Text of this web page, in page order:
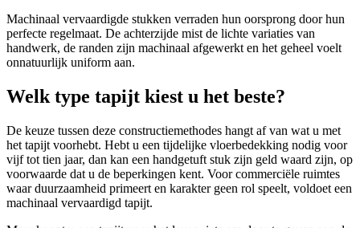
Machinaal vervaardigde stukken verraden hun oorsprong door hun
perfecte regelmaat. De achterzijde mist de lichte variaties van
handwerk, de randen zijn machinaal afgewerkt en het geheel voelt
onnatuurlijk uniform aan.
Welk type tapijt kiest u het beste?
De keuze tussen deze constructiemethodes hangt af van wat u met
het tapijt voorhebt. Hebt u een tijdelijke vloerbedekking nodig voor
vijf tot tien jaar, dan kan een handgetuft stuk zijn geld waard zijn, op
voorwaarde dat u de beperkingen kent. Voor commerciële ruimtes
waar duurzaamheid primeert en karakter geen rol speelt, voldoet een
machinaal vervaardigd tapijt.